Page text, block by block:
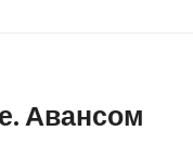
Авансом